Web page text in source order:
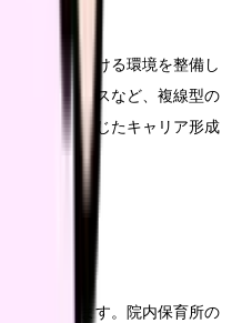
を持って働ける環境を整備し
教育職コースなど、複線型の
の希望に応じたキャリア形成
を整備します。院内保育所の